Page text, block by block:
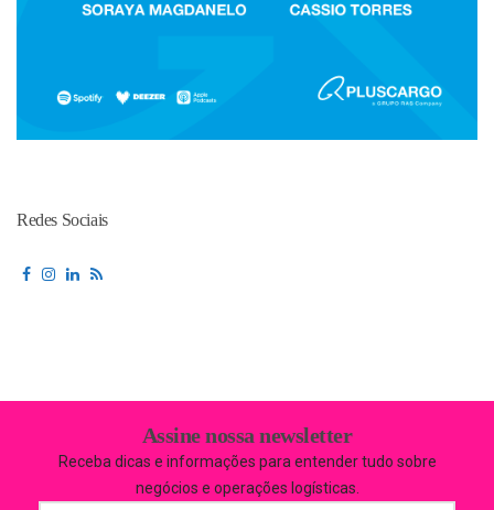
Redes Sociais
Assine nossa newsletter
Receba dicas e informações para entender tudo sobre
negócios e operações logísticas.